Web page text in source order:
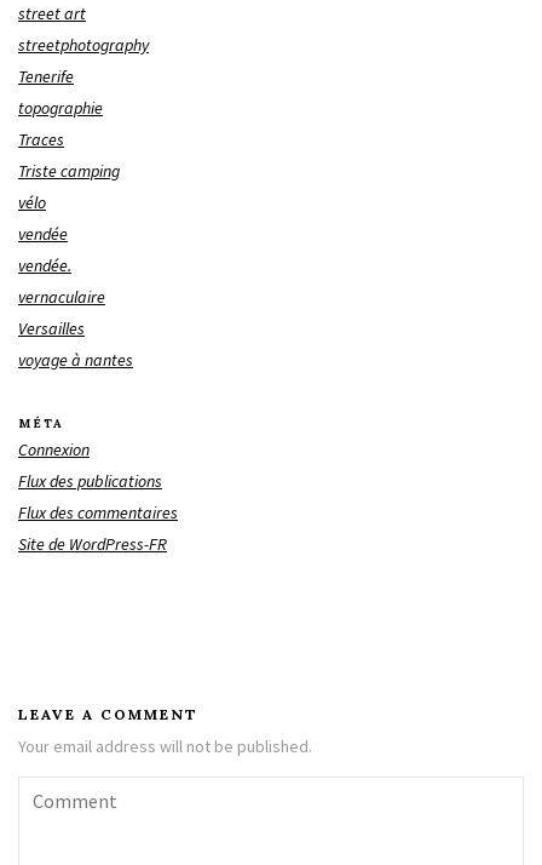
street art
streetphotography
Tenerife
topographie
Traces
Triste camping
vélo
vendée
vendée.
vernaculaire
Versailles
voyage à nantes
MÉTA
Connexion
Flux des publications
Flux des commentaires
Site de WordPress-FR
LEAVE A COMMENT
Your email address will not be published.